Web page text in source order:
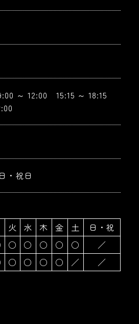
～ 12:00 15:15 ～ 18:15
・祝日
火 水 木 金 土
日・祝
○ ○ ○ ○ ○
／
○ ○ ○ ○ ／ ／